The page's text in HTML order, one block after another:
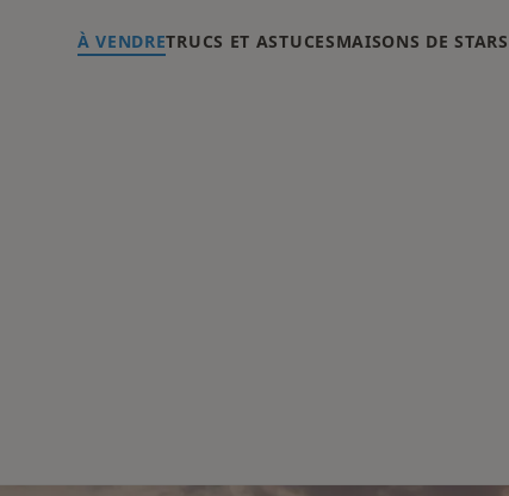
À VENDRETRUCS ET ASTUCESMAISONS DE STARS